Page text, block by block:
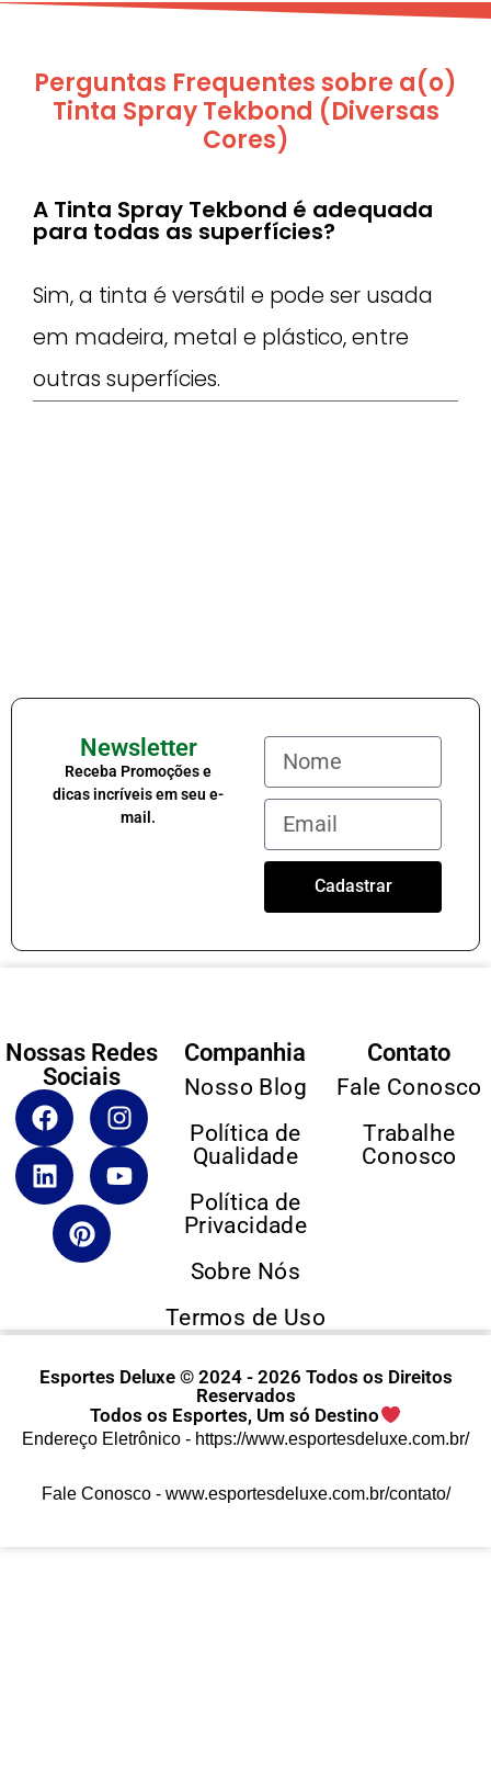
Perguntas Frequentes sobre a(o)
Tinta Spray Tekbond (Diversas
Cores)
A Tinta Spray Tekbond é adequada
para todas as superfícies?
Sim, a tinta é versátil e pode ser usada
em madeira, metal e plástico, entre
outras superfícies.
Newsletter
Receba Promoções e
dicas incríveis em seu e-
mail.
Cadastrar
Nossas Redes
Sociais
Companhia
Nosso Blog
Política de
Qualidade
Política de
Privacidade
Sobre Nós
Termos de Uso
Contato
Fale Conosco
Trabalhe
Conosco
Esportes Deluxe © 2024 - 2026 Todos os Direitos
Reservados
Todos os Esportes, Um só Destino
Endereço Eletrônico - https://www.esportesdeluxe.com.br/
Fale Conosco - www.esportesdeluxe.com.br/contato/